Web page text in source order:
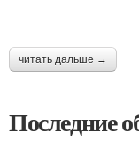
читать дальше →
Последние